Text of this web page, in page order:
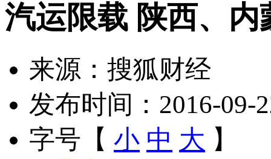
汽运限载 陕西、
来源：搜狐财经
发布时间：2016-09-
字号【 小 中 大 】